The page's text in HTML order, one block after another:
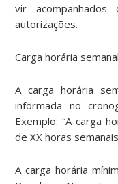
vir acompanhados
autorizações.
Carga horária
A carga horária
informada no
Exemplo: “A carga
de XX horas
A carga horária